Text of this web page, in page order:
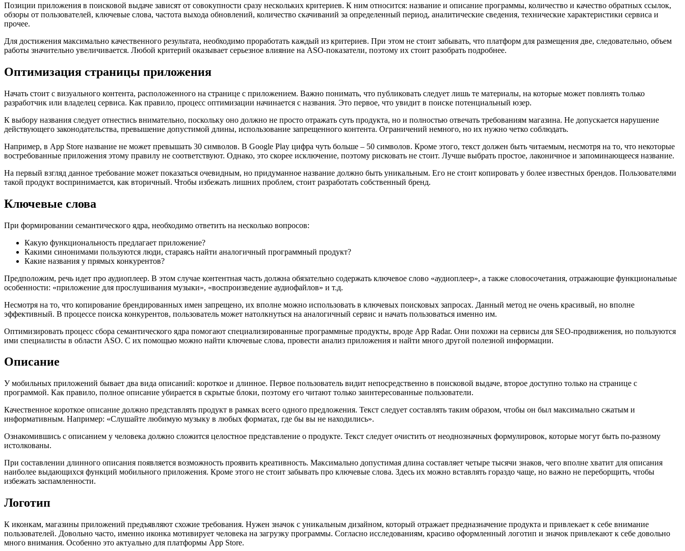
Позиции приложения в поисковой выдаче зависят от совокупности сразу нескольких критериев. К ним относится: название и описание программы, количество и качество обратных ссылок,
обзоры от пользователей, ключевые слова, частота выхода обновлений, количество скачиваний за определенный период, аналитические сведения, технические характеристики сервиса и
прочее.
Для достижения максимально качественного результата, необходимо проработать каждый из критериев. При этом не стоит забывать, что платформ для размещения две, следовательно, объем
работы значительно увеличивается. Любой критерий оказывает серьезное влияние на ASO-показатели, поэтому их стоит разобрать подробнее.
Оптимизация страницы приложения
Начать стоит с визуального контента, расположенного на странице с приложением. Важно понимать, что публиковать следует лишь те материалы, на которые может повлиять только
разработчик или владелец сервиса. Как правило, процесс оптимизации начинается с названия. Это первое, что увидит в поиске потенциальный юзер.
К выбору названия следует отнестись внимательно, поскольку оно должно не просто отражать суть продукта, но и полностью отвечать требованиям магазина. Не допускается нарушение
действующего законодательства, превышение допустимой длины, использование запрещенного контента. Ограничений немного, но их нужно четко соблюдать.
Например, в App Store название не может превышать 30 символов. В Google Play цифра чуть больше – 50 символов. Кроме этого, текст должен быть читаемым, несмотря на то, что некоторые
востребованные приложения этому правилу не соответствуют. Однако, это скорее исключение, поэтому рисковать не стоит. Лучше выбрать простое, лаконичное и запоминающееся название.
На первый взгляд данное требование может показаться очевидным, но придуманное название должно быть уникальным. Его не стоит копировать у более известных брендов. Пользователями
такой продукт воспринимается, как вторичный. Чтобы избежать лишних проблем, стоит разработать собственный бренд.
Ключевые слова
При формировании семантического ядра, необходимо ответить на несколько вопросов:
Какую функциональность предлагает приложение?
Какими синонимами пользуются люди, стараясь найти аналогичный программный продукт?
Какие названия у прямых конкурентов?
Предположим, речь идет про аудиоплеер. В этом случае контентная часть должна обязательно содержать ключевое слово «аудиоплеер», а также словосочетания, отражающие функциональные
особенности: «приложение для прослушивания музыки», «воспроизведение аудиофайлов» и т.д.
Несмотря на то, что копирование брендированных имен запрещено, их вполне можно использовать в ключевых поисковых запросах. Данный метод не очень красивый, но вполне
эффективный. В процессе поиска конкурентов, пользователь может натолкнуться на аналогичный сервис и начать пользоваться именно им.
Оптимизировать процесс сбора семантического ядра помогают специализированные программные продукты, вроде App Radar. Они похожи на сервисы для SEO-продвижения, но пользуются
ими специалисты в области ASO. С их помощью можно найти ключевые слова, провести анализ приложения и найти много другой полезной информации.
Описание
У мобильных приложений бывает два вида описаний: короткое и длинное. Первое пользователь видит непосредственно в поисковой выдаче, второе доступно только на странице с
программой. Как правило, полное описание убирается в скрытые блоки, поэтому его читают только заинтересованные пользователи.
Качественное короткое описание должно представлять продукт в рамках всего одного предложения. Текст следует составлять таким образом, чтобы он был максимально сжатым и
информативным. Например: «Слушайте любимую музыку в любых форматах, где бы вы не находились».
Ознакомившись с описанием у человека должно сложится целостное представление о продукте. Текст следует очистить от неоднозначных формулировок, которые могут быть по-разному
истолкованы.
При составлении длинного описания появляется возможность проявить креативность. Максимально допустимая длина составляет четыре тысячи знаков, чего вполне хватит для описания
наиболее выдающихся функций мобильного приложения. Кроме этого не стоит забывать про ключевые слова. Здесь их можно вставлять гораздо чаще, но важно не переборщить, чтобы
избежать заспамленности.
Логотип
К иконкам, магазины приложений предъявляют схожие требования. Нужен значок с уникальным дизайном, который отражает предназначение продукта и привлекает к себе внимание
пользователей. Довольно часто, именно иконка мотивирует человека на загрузку программы. Согласно исследованиям, красиво оформленный логотип и значок привлекают к себе довольно
много внимания. Особенно это актуально для платформы App Store.